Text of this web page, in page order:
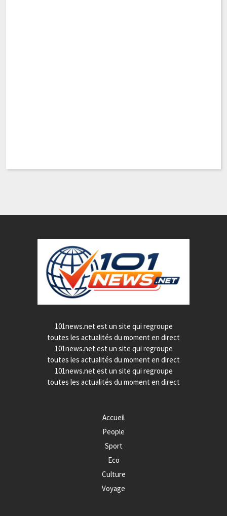
101news.net est un site qui regroupe
toutes les actualités du moment en direct
101news.net est un site qui regroupe
toutes les actualités du moment en direct
101news.net est un site qui regroupe
toutes les actualités du moment en direct
Accueil
People
Sport
Eco
Culture
Voyage